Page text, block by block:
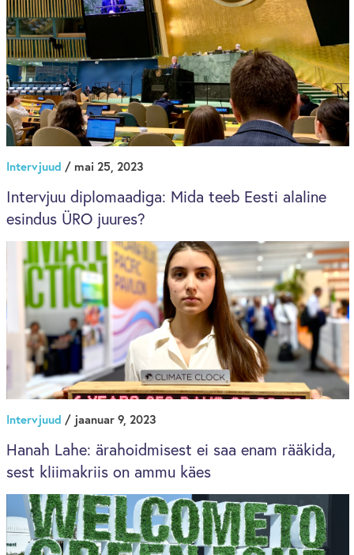
Intervjuud / mai 25, 2023
Intervjuu diplomaadiga: Mida teeb Eesti alaline
esindus ÜRO juures?
Intervjuud / jaanuar 9, 2023
Hanah Lahe: ärahoidmisest ei saa enam rääkida,
sest kliimakriis on ammu käes